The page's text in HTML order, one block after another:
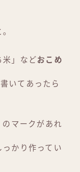
」などおこめ
いてあったら
マークがあれ
っかり作ってい